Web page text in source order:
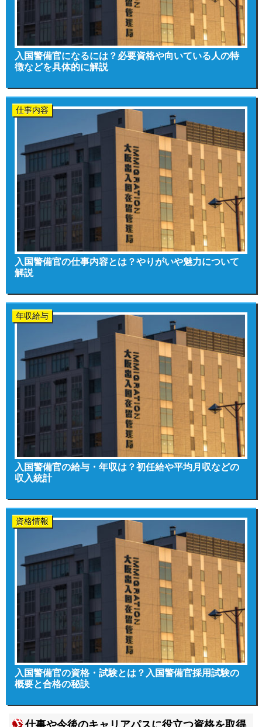
入国警備官になるには？必要資格や向いている人の特
徴などを具体的に解説
仕事内容
入国警備官の仕事内容とは？やりがいや魅力について
解説
年収給与
入国警備官の給与・年収は？初任給や平均月収などの
収入統計
資格情報
入国警備官の資格・試験とは？入国警備官採用試験の
概要と合格の秘訣